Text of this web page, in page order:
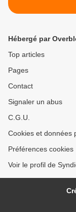
Hébergé par
Top articles
Pages
Contact
Signaler un abus
C.G.U.
Cookies et données
Préférences cookies
Voir le profil de